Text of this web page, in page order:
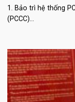
1. Bảo trì hệ thống
(PCCC)...